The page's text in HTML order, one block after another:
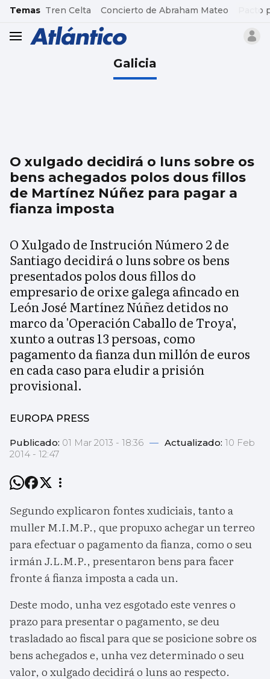
common.go-to-content
Temas Tren Celta Concierto de Abraham Mateo Pacto
header.menu.open
Galicia
O xulgado decidirá o luns sobre os
bens achegados polos dous fillos
de Martínez Núñez para pagar a
fianza imposta
O Xulgado de Instrución Número 2 de
Santiago decidirá o luns sobre os bens
presentados polos dous fillos do
empresario de orixe galega afincado en
León José Martínez Núñez detidos no
marco da 'Operación Caballo de Troya',
xunto a outras 13 persoas, como
pagamento da fianza dun millón de euros
en cada caso para eludir a prisión
provisional.
EUROPA PRESS
Publicado: 01 Mar 2013 - 18:36 — Actualizado: 10 Feb
2014 - 12:47
Segundo explicaron fontes xudiciais, tanto a
muller M.I.M.P., que propuxo achegar un terreo
para efectuar o pagamento da fianza, como o seu
irmán J.L.M.P., presentaron bens para facer
fronte á fianza imposta a cada un.
Deste modo, unha vez esgotado este venres o
prazo para presentar o pagamento, se deu
trasladado ao fiscal para que se posicione sobre os
bens achegados e, unha vez determinado o seu
valor, o xulgado decidirá o luns ao respecto.